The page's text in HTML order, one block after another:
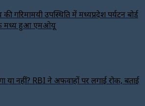
की गरिमामयी उपस्थिति में मध्यप्रदेश पर्यटन बोर्ड
के मध्य हुआ एमओयू
या नहीं? RBI ने अफवाहों पर लगाई रोक, बताई